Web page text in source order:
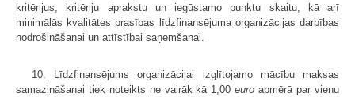
kritērijus, kritēriju aprakstu un iegūstamo punktu skaitu, kā arī
minimālās kvalitātes prasības līdzfinansējuma organizācijas darbības
nodrošināšanai un attīstībai saņemšanai.
10. Līdzfinansējums organizācijai izglītojamo mācību maksas
samazināšanai tiek noteikts ne vairāk kā 1,00euro apmērā par vienu